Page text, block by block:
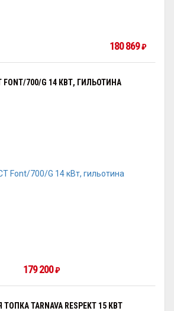
180 869₽
FONT/700/G 14 КВТ, ГИЛЬОТИНА
179 200₽
TARNAVA RESPEKT 15 КВТ